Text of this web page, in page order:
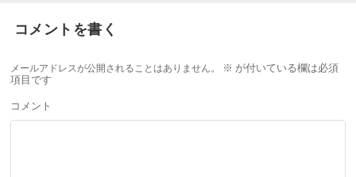
コメントを書く
メールアドレスが公開されることはありません。 ※ が付いている欄は必須
項目です
コメント